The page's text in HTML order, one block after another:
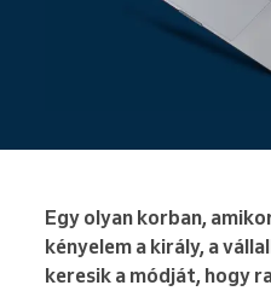
Egy olyan korban,
kényelem a király, a
keresik a módját, hogy